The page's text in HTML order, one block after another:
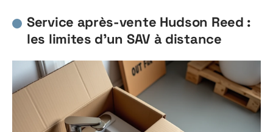
Service après-vente Hudson Reed :
les limites d’un SAV à distance